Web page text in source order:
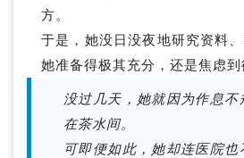
方。
于是，她没日没夜地研究资料
她准备得极其充分，还是焦虑到
没过几天，她就因为作息
在茶水间。
可即便如此，她却连医院